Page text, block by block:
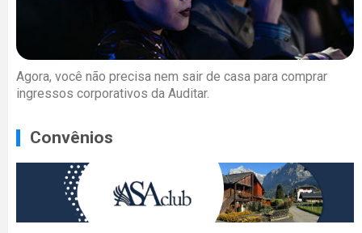
Agora, você não precisa nem sair de casa para comprar
ingressos corporativos da Auditar.
Convênios